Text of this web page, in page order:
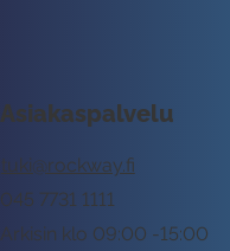
Asiakaspalvelu
tuki@rockway.fi
Arkisin klo 09:00 -15:00
045 7731 1111